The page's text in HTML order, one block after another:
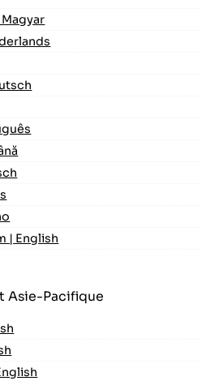
| English
Asie-Pacifique